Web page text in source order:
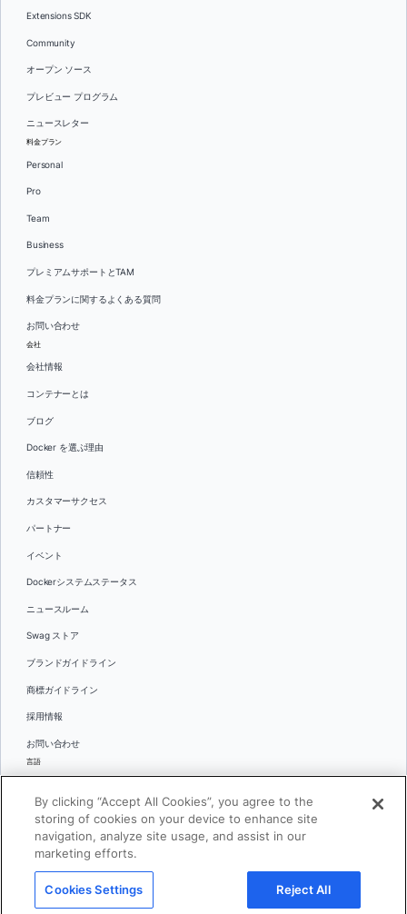
Extensions SDK
Community
オープン ソース
プレビュー プログラム
ニュースレター
料金プラン
Personal
Pro
Team
Business
プレミアムサポートとTAM
料金プランに関するよくある質問
お問い合わせ
会社
会社情報
コンテナーとは
ブログ
Docker を選ぶ理由
信頼性
カスタマーサクセス
パートナー
イベント
Dockerシステムステータス
ニュースルーム
Swag ストア
ブランドガイドライン
商標ガイドライン
採用情報
お問い合わせ
言語
日本語
利用規約(英語)
By clicking “Accept All Cookies”, you agree to the
storing of cookies on your device to enhance site
navigation, analyze site usage, and assist in our
marketing efforts.
Cookies Settings Reject All